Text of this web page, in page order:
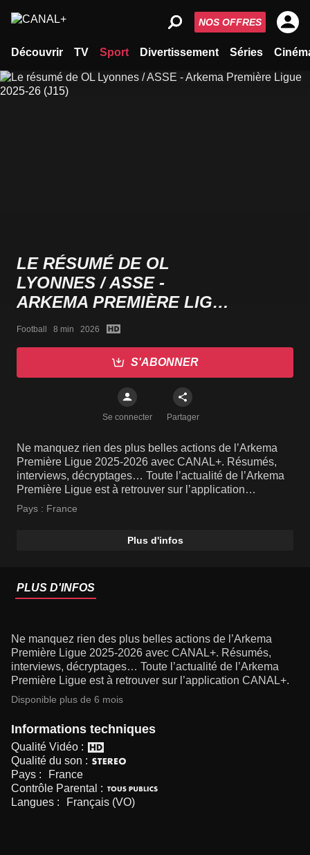
Découvrir TV Sport Divertissement Séries
NOS OFFRES
LE RÉSUMÉ DE OL
LYONNES / ASSE -
ARKEMA PREMIÈRE LIGUE
2025-26 (J15)
Football   8 min   2026
S'ABONNER
Se connecter Partager
Ne manquez rien des plus belles actions de l’Arkema
Première Ligue 2025-2026 avec CANAL+. Résumés,
interviews, décryptages… Toute l’actualité de l’Arkema
Première Ligue est à retrouver sur l’application
CANAL+.
Pays : France
Plus d'infos
PLUS D'INFOS
Ne manquez rien des plus belles actions de l’Arkema
Première Ligue 2025-2026 avec CANAL+. Résumés,
interviews, décryptages… Toute l’actualité de l’Arkema
Première Ligue est à retrouver sur l’application CANAL+.
Disponible plus de 6 mois
Informations techniques
Qualité Vidéo :
Qualité du son :
Pays :
France
Contrôle Parental :
Langues :
Français (VO)